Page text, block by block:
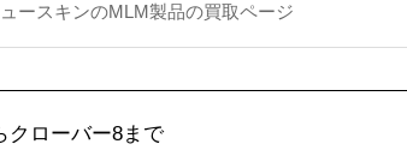
ースキンのMLM製品の買取ページ
クローバー8まで